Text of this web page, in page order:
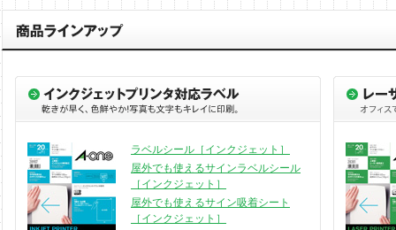
ラベルシール［インクジェット］
屋外でも使えるサインラベルシール
［インクジェット］
屋外でも使えるサイン吸着シート
［インクジェット］